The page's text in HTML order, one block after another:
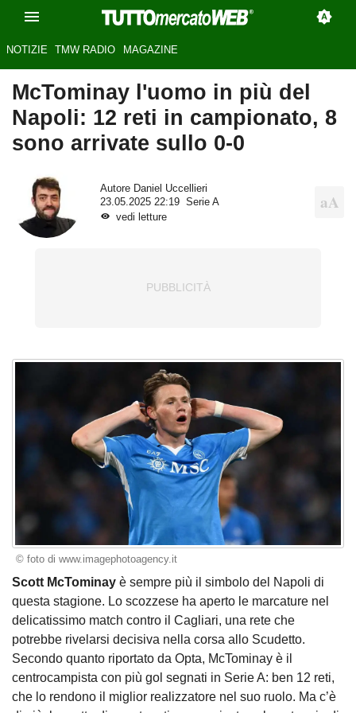
NOTIZIE TMW RADIO MAGAZINE
McTominay l'uomo in più del
Napoli: 12 reti in campionato, 8
sono arrivate sullo 0-0
Autore Daniel Uccellieri
23.05.2025 22:19
Serie A
vedi letture
© foto di www.imagephotoagency.it
Scott McTominay è sempre più il simbolo del Napoli di
questa stagione. Lo scozzese ha aperto le marcature nel
delicatissimo match contro il Cagliari, una rete che
potrebbe rivelarsi decisiva nella corsa allo Scudetto.
Secondo quanto riportato da Opta, McTominay è il
centrocampista con più gol segnati in Serie A: ben 12 reti,
che lo rendono il miglior realizzatore nel suo ruolo. Ma c’è